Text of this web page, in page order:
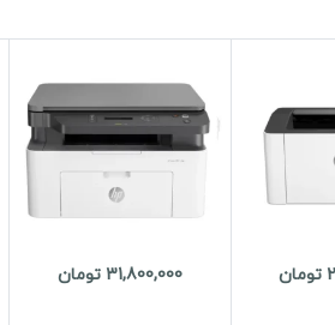
عدد
31,800,000 تومان